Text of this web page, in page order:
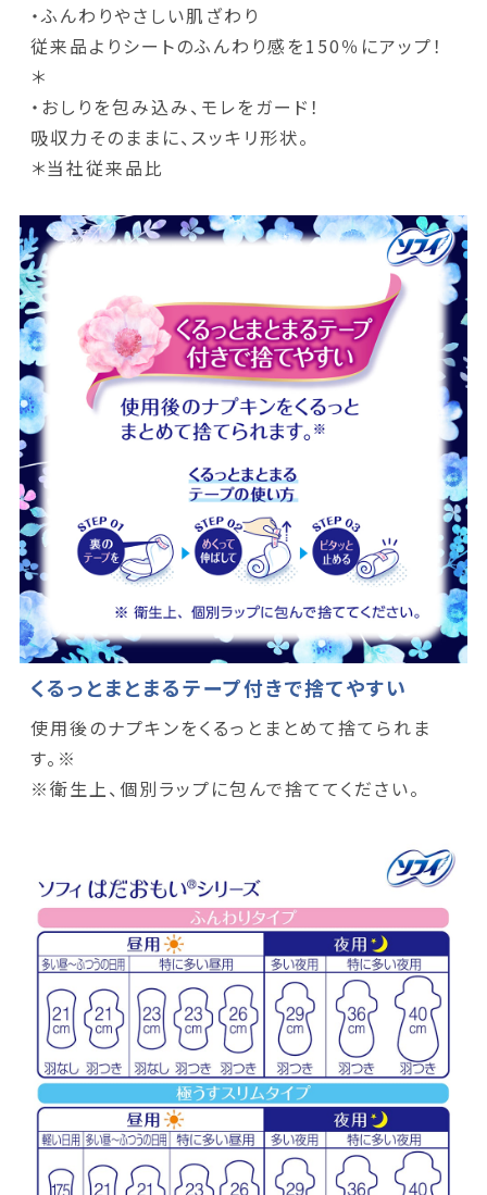
・ふんわりやさしい肌ざわり
従来品よりシートのふんわり感を150％にアップ！
＊
・おしりを包み込み、モレをガード！
吸収力そのままに、スッキリ形状。
＊当社従来品比
くるっとまとまるテープ付きで捨てやすい
使用後のナプキンをくるっとまとめて捨てられま
す。※
※衛生上、個別ラップに包んで捨ててください。